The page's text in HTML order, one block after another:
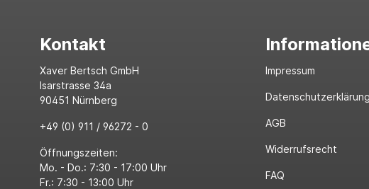
Kontakt
Xaver Bertsch GmbH
Isarstrasse 34a
90451 Nürnberg
+49 (0) 911 / 96272 - 0
Öffnungszeiten:
Mo. - Do.: 7:30 - 17:00 Uhr
Fr.: 7:30 - 13:00 Uhr
Impressum
Datenschutzerklärung
AGB
Widerrufsrecht
FAQ